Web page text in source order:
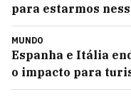
para estarmos
MUNDO
Espanha e Itália
o impacto para